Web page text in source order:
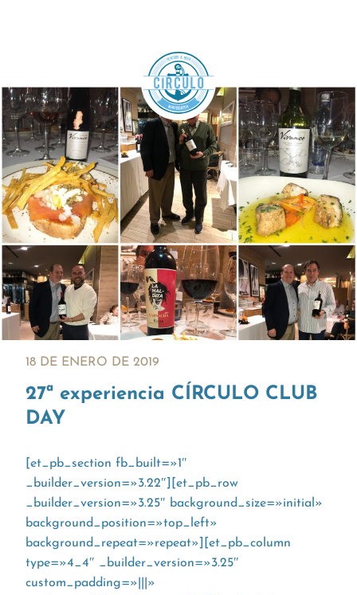
18 DE ENERO DE 2019
27ª experiencia CÍRCULO CLUB
DAY
[et_pb_section fb_built=»1″
_builder_version=»3.22″][et_pb_row
_builder_version=»3.25″ background_size=»initial»
background_position=»top_left»
background_repeat=»repeat»][et_pb_column
type=»4_4″ _builder_version=»3.25″
custom_padding=»|||»